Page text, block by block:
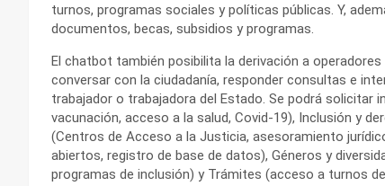
turnos, programas sociales y políticas públicas. Y,
documentos, becas, subsidios y programas.
El chatbot también posibilita la derivación a
conversar con la ciudadanía, responder consultas e
trabajador o trabajadora del Estado. Se podrá
vacunación, acceso a la salud, Covid-19), Inclusión y
(Centros de Acceso a la Justicia, asesoramiento
abiertos, registro de base de datos), Géneros y
programas de inclusión) y Trámites (acceso a turnos